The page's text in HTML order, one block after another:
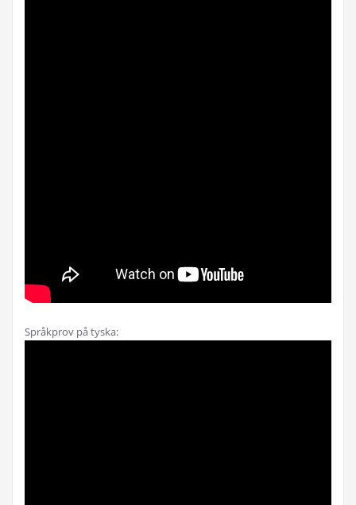
Språkprov på tyska: